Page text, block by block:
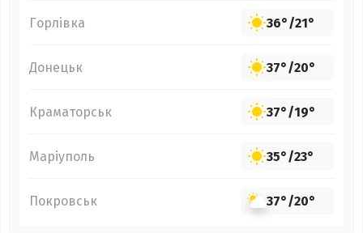
Горлівка 36°/21°
Донецьк 37°/20°
Краматорськ 37°/19°
Маріуполь 35°/23°
Покровськ 37°/20°